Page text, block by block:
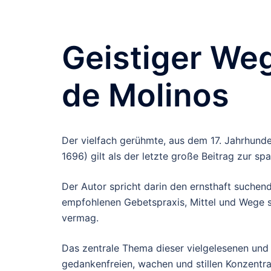
Geistiger
de Molinos
Der vielfach gerühmte, aus dem 17.
1696) gilt als der letzte große Beitrag zur
Der Autor spricht darin den ernsthaft
empfohlenen Gebetspraxis, Mittel und
vermag.
Das zentrale Thema dieser vielgelesenen
gedankenfreien, wachen und stillen